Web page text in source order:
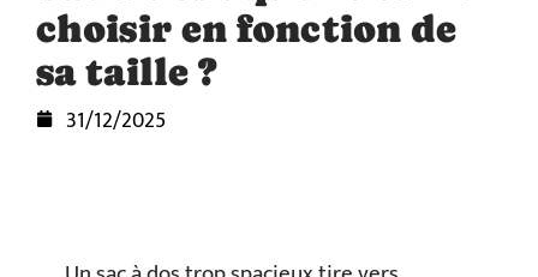
choisir en fonction de
sa taille ?
31/12/2025